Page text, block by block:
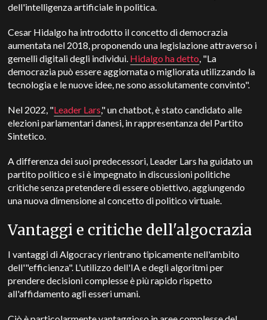
dell'intelligenza artificiale in politica.
Cesar Hidalgo ha introdotto il concetto di democrazia
aumentata nel 2018, proponendo una legislazione attraverso i
gemelli digitali degli individui. Hidalgo ha detto, "La
democrazia può essere aggiornata o migliorata utilizzando la
tecnologia e le nuove idee, ne sono assolutamente convinto".
Nel 2022, "Leader Lars," un chatbot, è stato candidato alle
elezioni parlamentari danesi, in rappresentanza del Partito
Sintetico.
A differenza dei suoi predecessori, Leader Lars ha guidato un
partito politico e si è impegnato in discussioni politiche
critiche senza pretendere di essere obiettivo, aggiungendo
una nuova dimensione al concetto di politico virtuale.
Vantaggi e critiche dell'algocrazia
I vantaggi di Algocracy rientrano tipicamente nell'ambito
dell'"efficienza". L'utilizzo dell'IA e degli algoritmi per
prendere decisioni complesse è più rapido rispetto
all'affidamento agli esseri umani.